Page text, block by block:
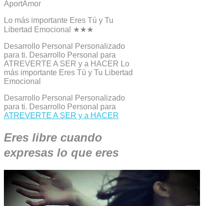
AportAmor
Lo más importante Eres Tú y Tu
Libertad Emocional ★★★
Desarrollo Personal Personalizado
para ti. Desarrollo Personal para
ATREVERTE A SER y a HACER Lo
más importante Eres Tú y Tu Libertad
Emocional
Desarrollo Personal Personalizado
para ti. Desarrollo Personal para
ATREVERTE A SER y a HACER
Eres libre cuando
expresas lo que eres